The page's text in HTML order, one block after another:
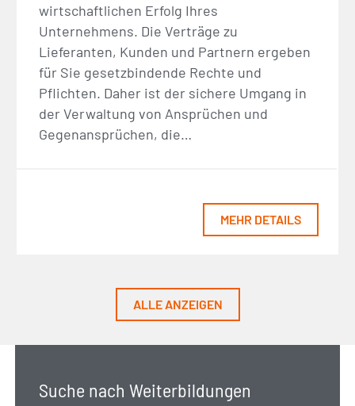
wirtschaftlichen Erfolg Ihres
Unternehmens. Die Verträge zu
Lieferanten, Kunden und Partnern ergeben
für Sie gesetzbindende Rechte und
Pflichten. Daher ist der sichere Umgang in
der Verwaltung von Ansprüchen und
Gegenansprüchen, die…
MEHR DETAILS
ALLE ANZEIGEN
Suche nach Weiterbildungen